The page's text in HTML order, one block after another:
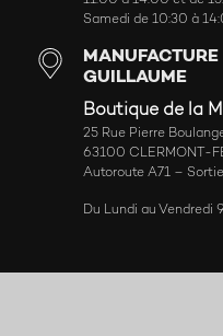
Samedi de 10:30 à
GUILLAUME
Boutique de la
25 Rue Pierre
63100 CLERMONT-
Autoroute A71 – Sortie
Du Lundi au Vendredi